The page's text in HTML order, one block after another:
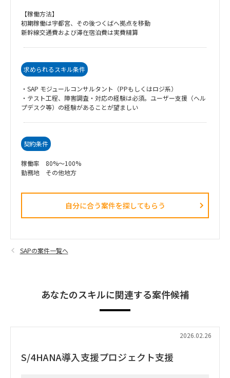
【稼働方法】
初期稼働は宇都宮、その後つくばへ拠点を移動
新幹線交通費および滞在宿泊費は実費精算
求められるスキル条件
・SAP モジュールコンサルタント（PPもしくはロジ系）
・テスト工程、障害調査・対応の経験は必須。ユーザー支援（ヘル
プデスク等）の経験があることが望ましい
契約条件
稼働率 80%～100%
勤務地 その他地方
自分に合う案件を探してもらう​
SAPの案件一覧へ
あなたのスキルに関連する案件候補
2026.02.26
S/4HANA導入支援プロジェクト支援